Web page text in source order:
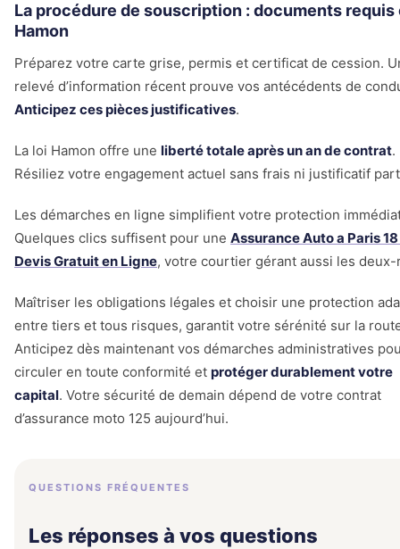
La procédure de souscription : documents requis
Hamon
Préparez votre carte grise, permis et certificat de cession.
relevé d’information récent prouve vos antécédents de
Anticipez ces pièces justificatives.
La loi Hamon offre une liberté totale après un an de contrat.
Résiliez votre engagement actuel sans frais ni justificatif
Les démarches en ligne simplifient votre protection
Quelques clics suffisent pour une Assurance Auto a Paris 18
Devis Gratuit en Ligne, votre courtier gérant aussi les deux-
Maîtriser les obligations légales et choisir une protection
entre tiers et tous risques, garantit votre sérénité sur la
Anticipez dès maintenant vos démarches administratives
circuler en toute conformité et protéger durablement votre
capital. Votre sécurité de demain dépend de votre contrat
d’assurance moto 125 aujourd’hui.
QUESTIONS FRÉQUENTES
Les réponses à vos questions